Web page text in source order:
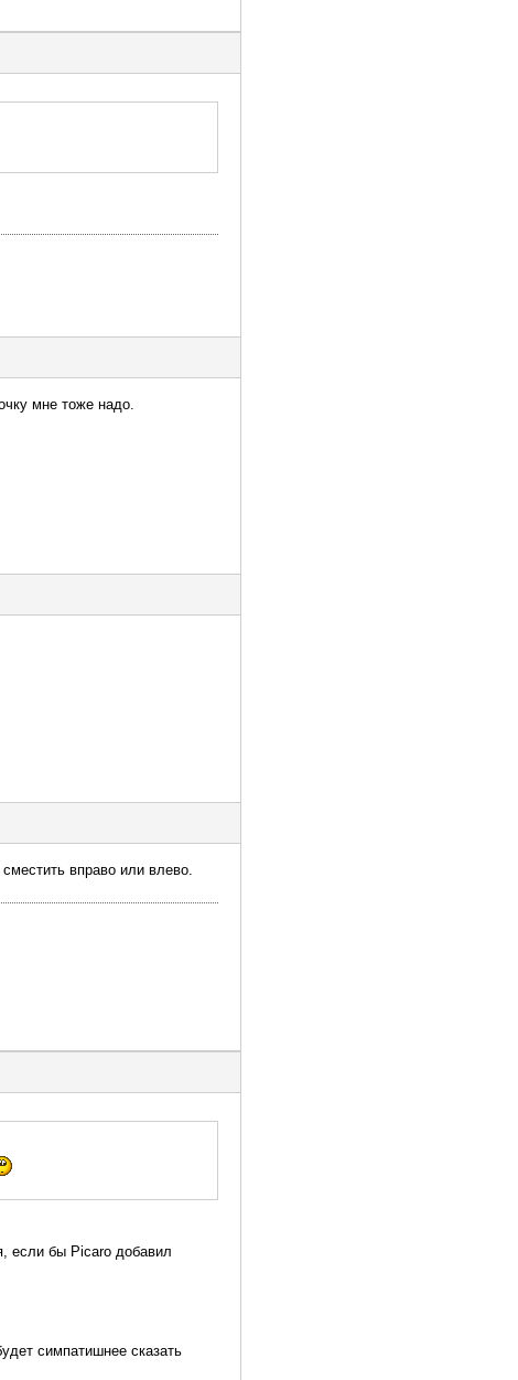
мне тоже надо.
вправо или влево.
если бы Picaro добавил
симпатишнее сказать